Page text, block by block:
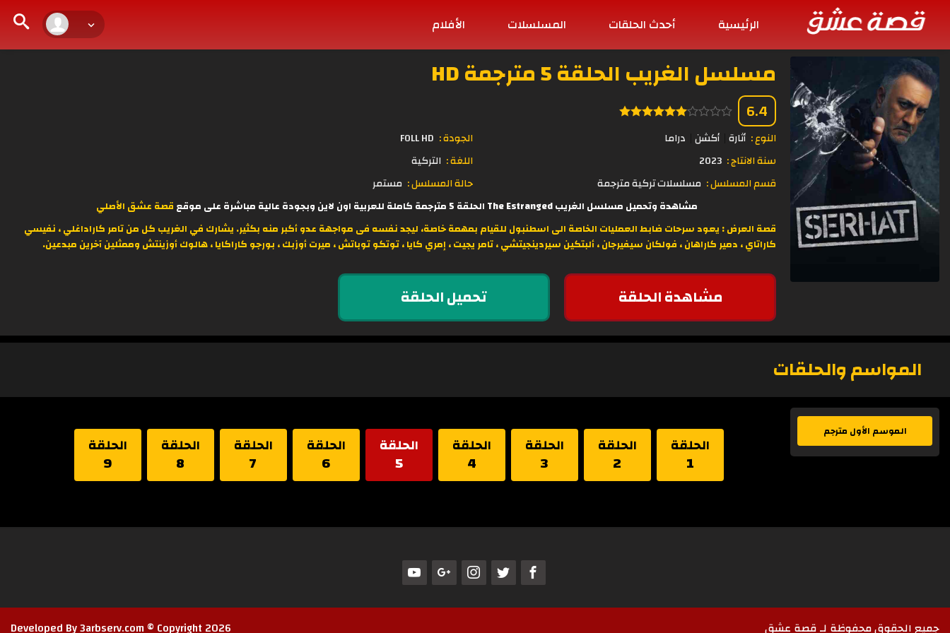
الرئيسية أحدث الحلقات المسلسلات الأفلام
مسلسل الغريب الحلقة 5 مترجمة HD
6.4
النوع : أثارة أكشن دراما الجودة : FOLL HD
سنة الانتاج : 2023 اللغة : التركية
قسم المسلسل : مسلسلات تركية مترجمة حالة المسلسل : مستمر
مشاهدة وتحميل مسلسل الغريب The Estranged الحلقة 5 مترجمة كاملة للعربية اون لاين وبجودة عالية مباشرة على موقع
قصة عشق الأصلي
قصة العرض : يعود سرحات ضابط العمليات الخاصة الى اسطنبول للقيام بمهمة خاصة، ليجد نفسه فى مواجهة عدو أكبر منه بكثير. يشارك في الغريب كل من تامر كاراداغلي ، نفيسي
كاراتاي ، دمير كاراهان ، فولكان سيفيرجان ، ألبتكين سيردينجيتشي ، تامر يجيت ، إمري كايا ، توتكو توباتش ، ميرت أوزبك ، بورجو كاراكايا ، هالوك أوزينتش وممثلين آخرين مبدعين.
مشاهدة الحلقة تحميل الحلقة
المواسم والحلقات
الموسم الأول مترجم
الحلقة
1
الحلقة
2
الحلقة
3
الحلقة
4
الحلقة
5
الحلقة
6
الحلقة
7
الحلقة
8
الحلقة
9
جميع الحقوق محفوظة لـ قصة عشق Developed By 3arbserv.com © Copyright 2026